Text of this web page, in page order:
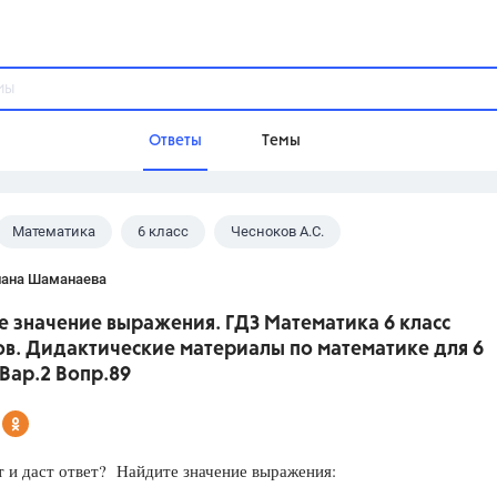
Ответы Темы
Домашнее задание
Школа
Разумовская М.М.,
Математика 6 класс Чесноков А.С.
Шаманаева
значение выражения. ГДЗ Математика 6 класс
Дидактические материалы по математике для 6
Вопр.89
даст ответ? Найдите значение выражения: